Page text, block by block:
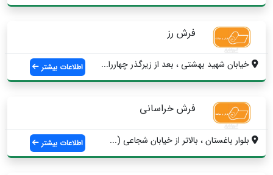
فرش رز
خیابان شهید بهشتی ، بعد از زیرگذر چهاررا... اطلاعات بیشتر
فرش خراسانی
بلوار باغستان ، بالاتر از خیابان شجاعی (... اطلاعات بیشتر